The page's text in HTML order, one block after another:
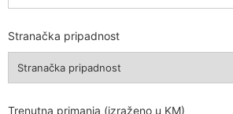
Stranačka pripadnost
Trenutna primanja (izraženo u KM)